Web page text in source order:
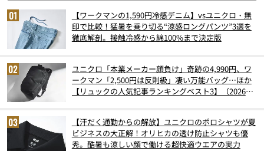
【ワークマンの1,590円冷感デニム】vsユニクロ・無
印で比較！猛暑を乗り切る“涼感ロングパンツ”3選を
徹底解剖。接触冷感から綿100%まで決定版
ユニクロ「本業メーカー顔負け」奇跡の4,990円、ワ
ークマン「2,500円は反則級」凄い万能バッグ…ほか
【リュックの人気記事ランキングベスト3】（2026年
【汗だく通勤からの解放】ユニクロのポロシャツが夏
ビジネスの大正解！オリヒカの透け防止シャツも優
秀。酷暑も涼しい顔で働ける超快適ウエアの実力